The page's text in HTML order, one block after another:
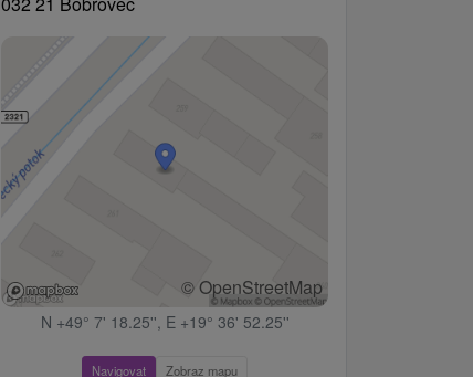
© OpenStreetMap
N +49° 7' 18.25'', E +19° 36' 52.25''
Navigovat Zobraz mapu